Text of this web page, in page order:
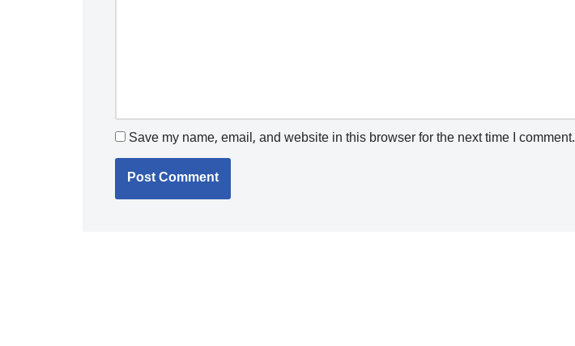
Save my name, email, and website in this browser for the next time I comment.